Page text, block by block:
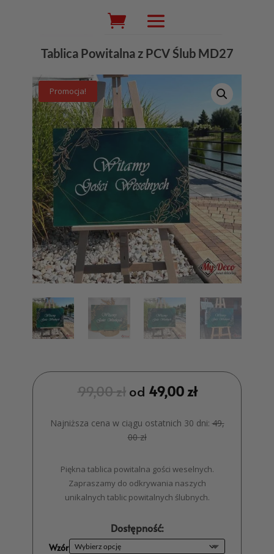
Wyszukiwarka
produktów
Tablica Powitalna z PCV Ślub MD27
Promocja!
99,00złod 49,00zł
Najniższa cena w ciągu ostatnich 30 dni:49,
00 zł
Piękna tablica powitalna gości weselnych.
Zapraszamy do odkrywania naszych
unikalnych tablic powitalnych ślubnych.
Dostępność:
Wzór